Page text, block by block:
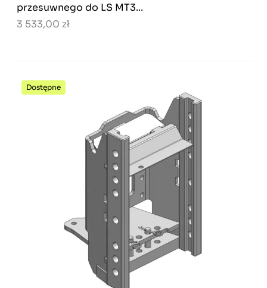
przesuwnego do LS MT3...
3 533,00 zł
Dostępne